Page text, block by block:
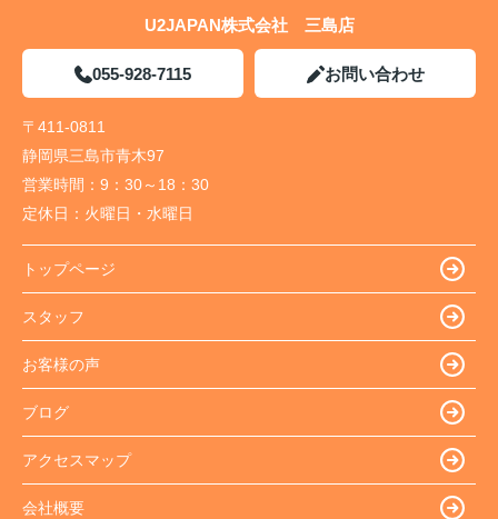
U2JAPAN株式会社 三島店
055-928-7115 お問い合わせ
〒411-0811
静岡県三島市青木97
営業時間： 9：30～18：30
定休日： 火曜日・水曜日
トップページ
スタッフ
お客様の声
ブログ
アクセスマップ
会社概要